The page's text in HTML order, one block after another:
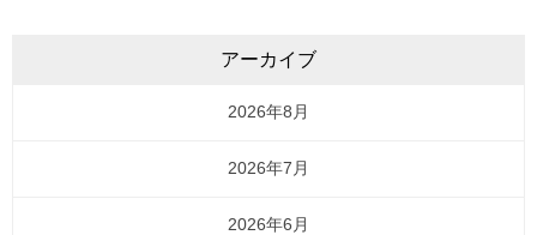
アーカイブ
2026年8月
2026年7月
2026年6月